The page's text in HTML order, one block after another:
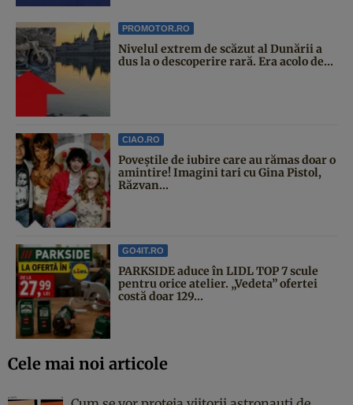
PROMOTOR.RO
Nivelul extrem de scăzut al Dunării a
dus la o descoperire rară. Era acolo de...
CIAO.RO
Poveştile de iubire care au rămas doar o
amintire! Imagini tari cu Gina Pistol,
Răzvan...
GO4IT.RO
PARKSIDE aduce în LIDL TOP 7 scule
pentru orice atelier. „Vedeta” ofertei
costă doar 129...
Cele mai noi articole